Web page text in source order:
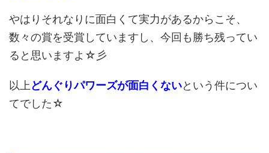
やはりそれなりに面白くて実力があるからこそ、
数々の賞を受賞していますし、今回も勝ち残ってい
ると思いますよ☆彡
以上どんぐりパワーズが面白くないという件につい
てでした☆